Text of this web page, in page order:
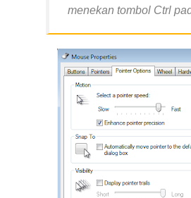
menekan tombol Ctrl